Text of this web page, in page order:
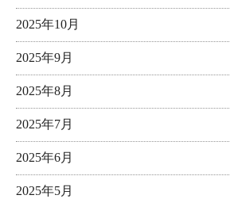
2025年10月
2025年9月
2025年8月
2025年7月
2025年6月
2025年5月